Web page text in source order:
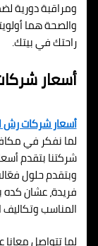
ومراقبة دورية
والصحة هما
راحتك في بيتك.
أسعار
أسعار شركات رش
لما نفكر في
شركتنا بتقدم
وبتقدم حلول
فريدة، عشان كده
المناسب